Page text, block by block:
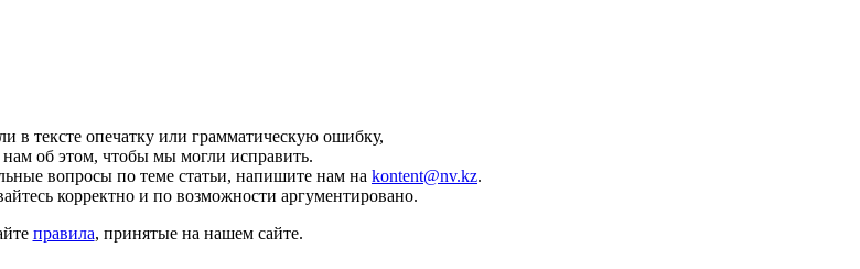
в тексте опечатку или грамматическую ошибку,
об этом, чтобы мы могли исправить.
вопросы по теме статьи, напишите нам на kontent@nv.kz.
корректно и по возможности аргументировано.
правила, принятые на нашем сайте.